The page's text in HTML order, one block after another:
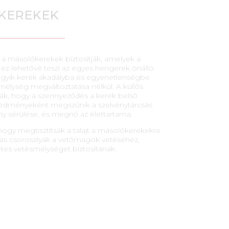
másolókerekek biztosítják, amelyek a
lehetővé teszi az egyes hengerek önálló
kerék akadályba és egyenetlenségbe
megváltoztatása nélkül. A küllős
hogy a szennyeződés a kerék belső
megszűnik a szelvénytárcsás
sérülése, és megnő az élettartama.
megtisztítsák a talajt a másolókerekekre
csoroszlyák a vetőmagok vetéséhez,
vetésmélységet biztosítanak.